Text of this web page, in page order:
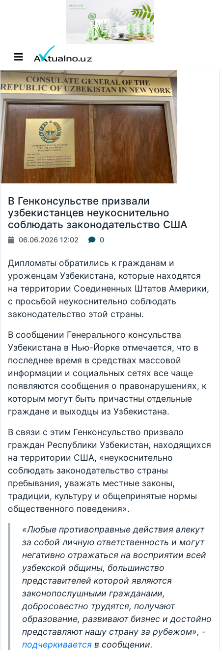
В Генконсульстве призвали
узбекистанцев неукоснительно
соблюдать законодательство США
06.06.2026 12:02 0
Дипломаты обратились к гражданам и
уроженцам Узбекистана, которые находятся
на территории Соединенных Штатов Америки,
с просьбой неукоснительно соблюдать
законодательство этой страны.
В сообщении Генерального консульства
Узбекистана в Нью-Йорке отмечается, что в
последнее время в средствах массовой
информации и социальных сетях все чаще
появляются сообщения о правонарушениях, к
которым могут быть причастны отдельные
граждане и выходцы из Узбекистана.
В связи с этим Генконсульство призвало
граждан Республики Узбекистан, находящихся
на территории США, «неукоснительно
соблюдать законодательство страны
пребывания, уважать местные законы,
традиции, культуру и общепринятые нормы
общественного поведения».
«Любые противоправные действия влекут
за собой личную ответственность и могут
негативно отражаться на восприятии всей
узбекской общины, большинство
представителей которой являются
законопослушными гражданами,
добросовестно трудятся, получают
образование, развивают бизнес и достойно
представляют нашу страну за рубежом», -
подчеркивается в сообщении.